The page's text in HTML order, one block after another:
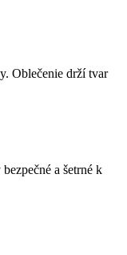
Oblečenie drží tvar
a šetrné k